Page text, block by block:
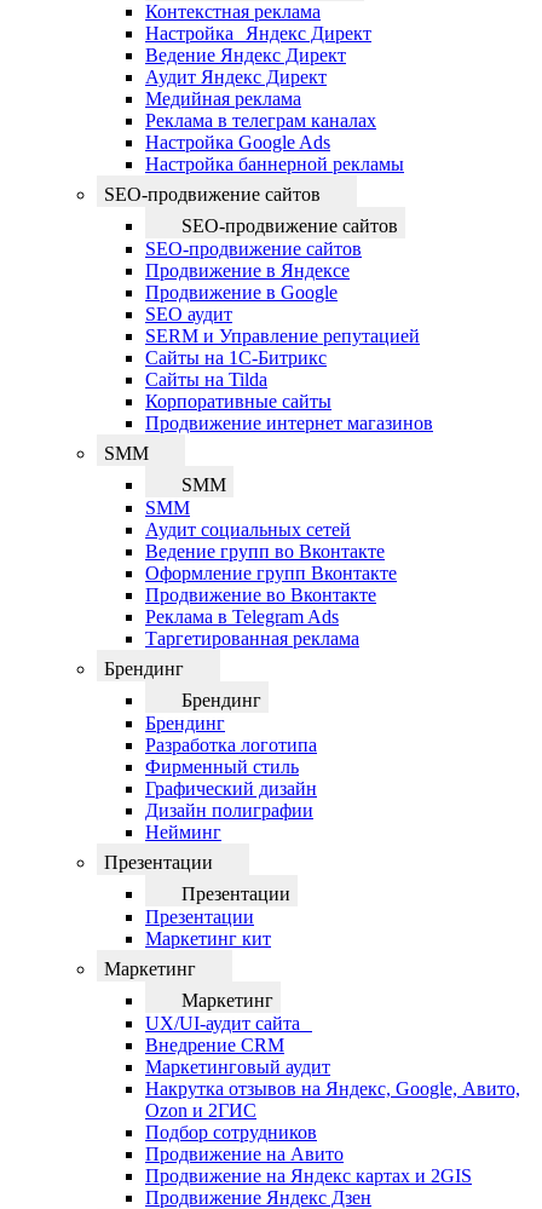
Контекстная реклама
Настройка Яндекс Директ
Ведение Яндекс Директ
Аудит Яндекс Директ
Медийная реклама
Реклама в телеграм каналах
Настройка Google Ads
Настройка баннерной рекламы
SEO-продвижение сайтов
SEO-продвижение сайтов
SEO-продвижение сайтов
Продвижение в Яндексе
Продвижение в Google
SEO аудит
SERM и Управление репутацией
Сайты на 1С-Битрикс
Сайты на Tilda
Корпоративные сайты
Продвижение интернет магазинов
SMM
SMM
SMM
Аудит социальных сетей
Ведение групп во Вконтакте
Оформление групп Вконтакте
Продвижение во Вконтакте
Реклама в Telegram Ads
Таргетированная реклама
Брендинг
Брендинг
Брендинг
Разработка логотипа
Фирменный стиль
Графический дизайн
Дизайн полиграфии
Нейминг
Презентации
Презентации
Презентации
Маркетинг кит
Маркетинг
Маркетинг
UX/UI-аудит сайта
Внедрение CRM
Маркетинговый аудит
Накрутка отзывов на Яндекс, Google, Авито,
Ozon и 2ГИС
Подбор сотрудников
Продвижение на Авито
Продвижение на Яндекс картах и 2GIS
Продвижение Яндекс Дзен